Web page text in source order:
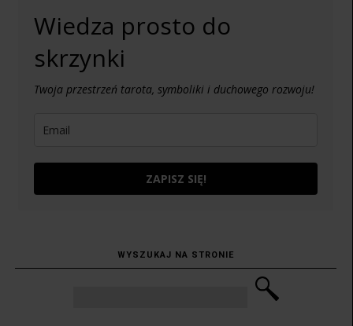
Wiedza prosto do
skrzynki
Twoja przestrzeń tarota, symboliki i duchowego rozwoju!
ZAPISZ SIĘ!
WYSZUKAJ NA STRONIE